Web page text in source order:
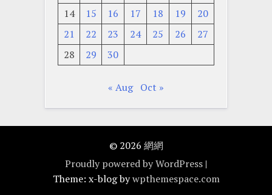
14
15 16 17 18 19
20
21
22 23 24 25 26
27
28
29 30
« Aug Oct »
© 2026 網網
Proudly powered by WordPress |
Theme: x-blog bywpthemespace.com